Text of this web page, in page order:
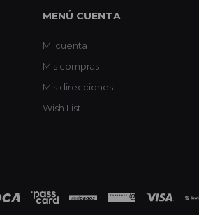
MENÚ CUENTA
Mi cuenta
Mis compras
Mis direcciones
Wish List